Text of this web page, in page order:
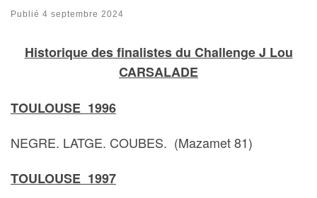
Publié 4 septembre 2024
Historique des finalistes du Challenge J Lou
CARSALADE
TOULOUSE 1996
NEGRE. LATGE. COUBES. (Mazamet 81)
TOULOUSE 1997